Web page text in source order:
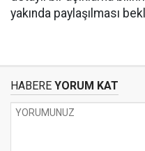
yakında paylaşılması
HABERE YORUM KAT